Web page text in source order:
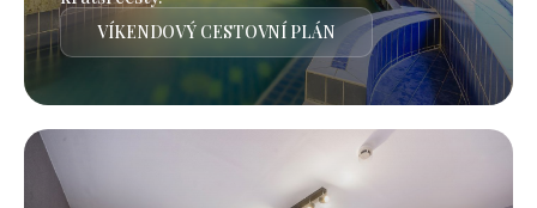
VÍKENDOVÝ CESTOVNÍ PLÁN